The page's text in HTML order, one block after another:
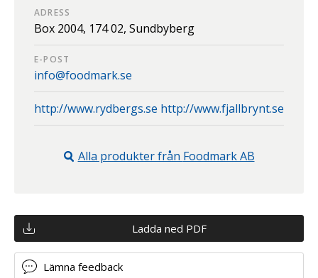
ADRESS
Box 2004, 174 02, Sundbyberg
E-POST
info@foodmark.se
http://www.rydbergs.se http://www.fjallbrynt.se
Alla produkter från Foodmark AB
Ladda ned PDF
Lämna feedback